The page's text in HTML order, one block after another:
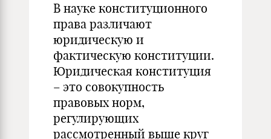
В науке конституционного
права различают
юридическую и
фактическую конституции.
Юридическая конституция
– это совокупность
правовых норм,
регулирующих
рассмотренный выше круг